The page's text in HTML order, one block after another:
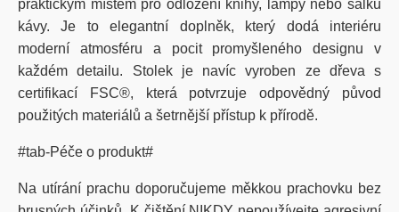
praktickým místem pro odložení knihy, lampy nebo šálku
kávy. Je to elegantní doplněk, který dodá interiéru
moderní atmosféru a pocit promyšleného designu v
každém detailu. Stolek je navíc vyroben ze dřeva s
certifikací FSC®, která potvrzuje odpovědný původ
použitých materiálů a šetrnější přístup k přírodě.
#tab-Péče o produkt#
Na utírání prachu doporučujeme měkkou prachovku bez